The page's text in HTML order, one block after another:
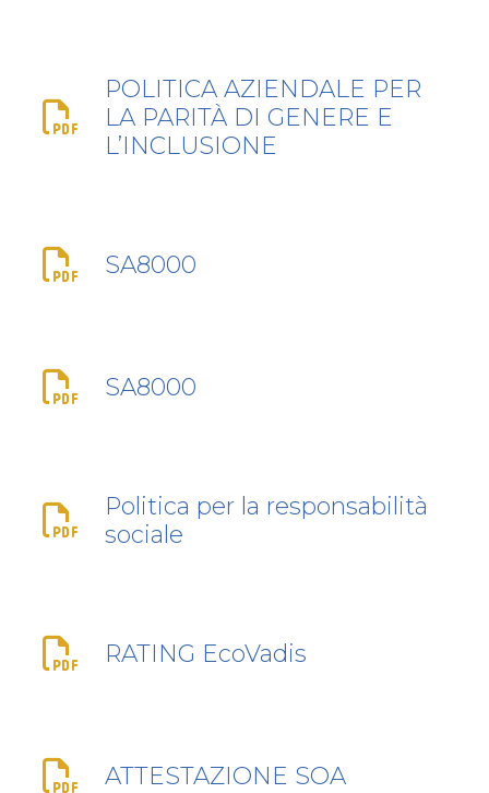
POLITICA AZIENDALE PER
LA PARITÀ DI GENERE E
L’INCLUSIONE
SA8000
SA8000
Politica per la responsabilità
sociale
RATING EcoVadis
ATTESTAZIONE SOA